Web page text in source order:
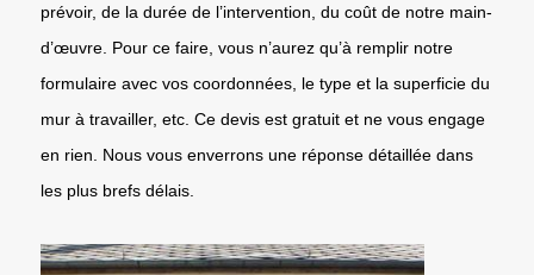
prévoir, de la durée de l’intervention, du coût de notre main-
d’œuvre. Pour ce faire, vous n’aurez qu’à remplir notre
formulaire avec vos coordonnées, le type et la superficie du
mur à travailler, etc. Ce devis est gratuit et ne vous engage
en rien. Nous vous enverrons une réponse détaillée dans
les plus brefs délais.